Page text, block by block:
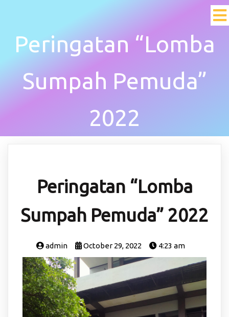
Peringatan “Lomba
Sumpah Pemuda”
2022
Peringatan “Lomba
Sumpah Pemuda” 2022
admin October 29, 2022 4:23 am